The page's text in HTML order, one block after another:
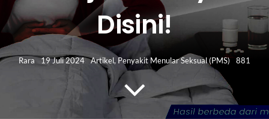
HUBUNGI KAMI
Search
for:
Disini!
Rara 19 Juli 2024 Artikel, Penyakit Menular Seksual (PMS) 881